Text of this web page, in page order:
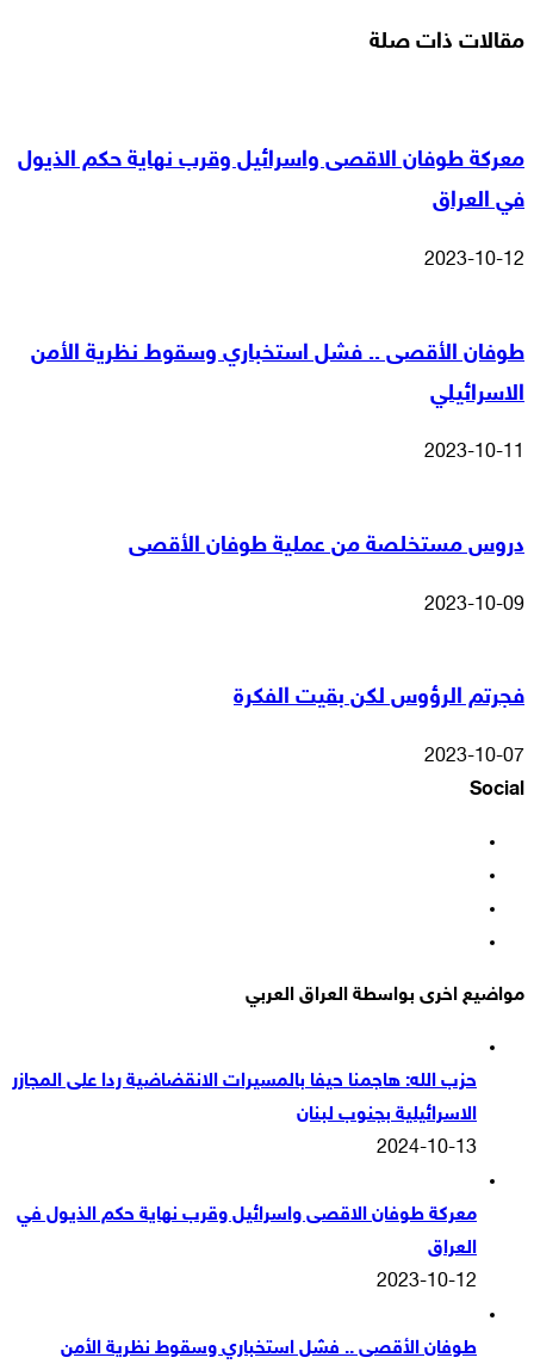
مقالات ذات صلة
معركة طوفان الاقصى واسرائيل وقرب نهاية حكم الذيول
في العراق
2023-10-12
طوفان الأقصى .. فشل استخباري وسقوط نظرية الأمن
الاسرائيلي
2023-10-11
دروس مستخلصة من عملية طوفان الأقصى
2023-10-09
فجرتم الرؤوس لكن بقيت الفكرة
2023-10-07
Social
مواضيع اخرى بواسطة العراق العربي
حزب الله: هاجمنا حيفا بالمسيرات الانقضاضية ردا على المجازر
الاسرائيلية بجنوب لبنان
2024-10-13
معركة طوفان الاقصى واسرائيل وقرب نهاية حكم الذيول في
العراق
2023-10-12
طوفان الأقصى .. فشل استخباري وسقوط نظرية الأمن